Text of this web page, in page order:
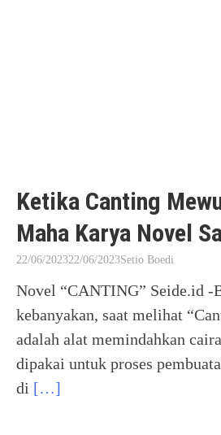
Ketika Canting
Maha Karya Novel
22/06/202322/06/2023Setio Boedi
Novel “CANTING” Seide.id -
kebanyakan, saat melihat
adalah alat memindahkan
dipakai untuk proses
di […]